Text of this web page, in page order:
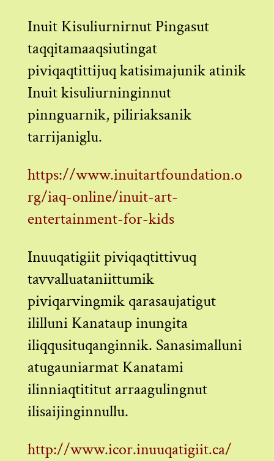
Inuit Kisuliurnirnut Pingasut
taqqitamaaqsiutingat
piviqaqtittijuq katisimajunik atinik
Inuit kisuliurninginnut
pinnguarnik, piliriaksanik
tarrijaniglu.
https://www.inuitartfoundation.o
rg/iaq-online/inuit-art-
entertainment-for-kids
Inuuqatigiit piviqaqtittivuq
tavvalluataniittumik
piviqarvingmik qarasaujatigut
ililluni Kanataup inungita
iliqqusituqanginnik. Sanasimalluni
atugauniarmat Kanatami
ilinniaqtititut arraagulingnut
ilisaijinginnullu.
http://www.icor.inuuqatigiit.ca/